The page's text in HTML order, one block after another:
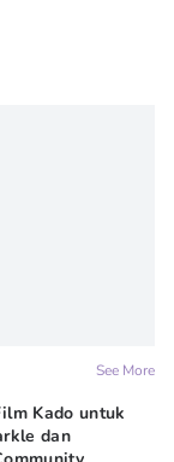
See More
Kado untuk
dan